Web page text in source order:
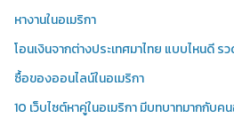
หางานในอเมริกา
โอนเงินจากต่างประเทศมาไทย แบบไหนดี
ซื้อของออนไลน์ในอเมริกา
10 เว็บไซต์หาคู่ในอเมริกา มีบทบาทมากกับค